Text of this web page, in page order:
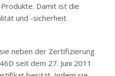
Damit ist die
und -sicherheit
neben der Zertifizierung
seit dem 27. Juni 2011